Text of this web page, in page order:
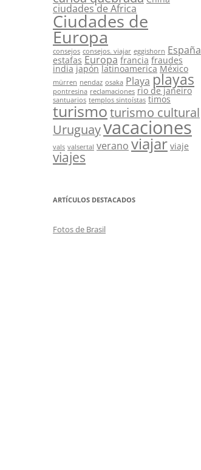
ciudades de Africa
Ciudades de
Europa
consejos consejos. viajar eggishorn España
estafas Europa francia fraudes
india japón latinoamerica México
mürren nendaz osaka Playa playas
pontresina reclamaciones rio de janeiro
santuarios templos sintoístas timos
turismoturismo cultural
Uruguayvacaciones
vals valsertal verano viajar viaje
viajes
ARTÍCULOS DESTACADOS
Fotos de Brasil